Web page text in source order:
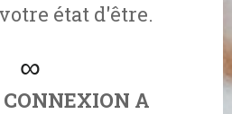
état d'être.
∞
CONNEXION A